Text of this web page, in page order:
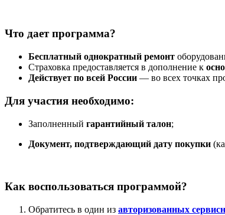
Что дает программа?
Бесплатный однократный ремонт
Страховка предоставляется в дополнение к
Действует по всей России — во всех точках
Для участия необходимо:
Заполненный гарантийный талон;
Документ, подтверждающий дату покупки
Как воспользоваться программой?
Обратитесь в один из авторизованных